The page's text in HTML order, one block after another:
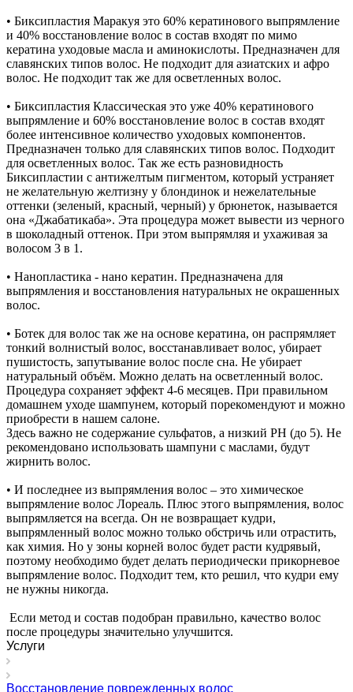
• Биксипластия Маракуя это 60% кератинового выпрямление
и 40% восстановление волос в состав входят по мимо
кератина уходовые масла и аминокислоты. Предназначен для
славянских типов волос. Не подходит для азиатских и афро
волос. Не подходит так же для осветленных волос.
• Биксипластия Классическая это уже 40% кератинового
выпрямление и 60% восстановление волос в состав входят
более интенсивное количество уходовых компонентов.
Предназначен только для славянских типов волос. Подходит
для осветленных волос. Так же есть разновидность
Биксипластии с антижелтым пигментом, который устраняет
не желательную желтизну у блондинок и нежелательные
оттенки (зеленый, красный, черный) у брюнеток, называется
она «Джабатикаба». Эта процедура может вывести из черного
в шоколадный оттенок. При этом выпрямляя и ухаживая за
волосом 3 в 1.
• Нанопластика - нано кератин. Предназначена для
выпрямления и восстановления натуральных не окрашенных
волос.
• Ботек для волос так же на основе кератина, он распрямляет
тонкий волнистый волос, восстанавливает волос, убирает
пушистость, запутывание волос после сна. Не убирает
натуральный объём. Можно делать на осветленный волос.
Процедура сохраняет эффект 4-6 месяцев. При правильном
домашнем уходе шампунем, который порекомендуют и можно
приобрести в нашем салоне.
Здесь важно не содержание сульфатов, а низкий PH (до 5). Не
рекомендовано использовать шампуни с маслами, будут
жирнить волос.
• И последнее из выпрямления волос – это химическое
выпрямление волос Лореаль. Плюс этого выпрямления, волос
выпрямляется на всегда. Он не возвращает кудри,
выпрямленный волос можно только обстричь или отрастить,
как химия. Но у зоны корней волос будет расти кудрявый,
поэтому необходимо будет делать периодически прикорневое
выпрямление волос. Подходит тем, кто решил, что кудри ему
не нужны никогда.
Если метод и состав подобран правильно, качество волос
после процедуры значительно улучшится.
Услуги
Восстановление поврежденных волос